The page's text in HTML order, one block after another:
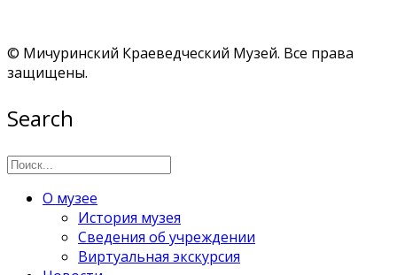
© Мичуринский Краеведческий Музей. Все права
защищены.
Search
О музее
История музея
Сведения об учреждении
Виртуальная экскурсия